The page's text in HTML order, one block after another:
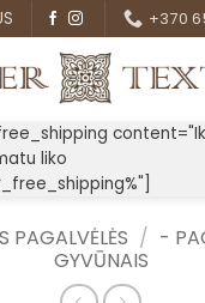
+370
liko
PAGALVĖLĖS / -
GYVŪNAIS